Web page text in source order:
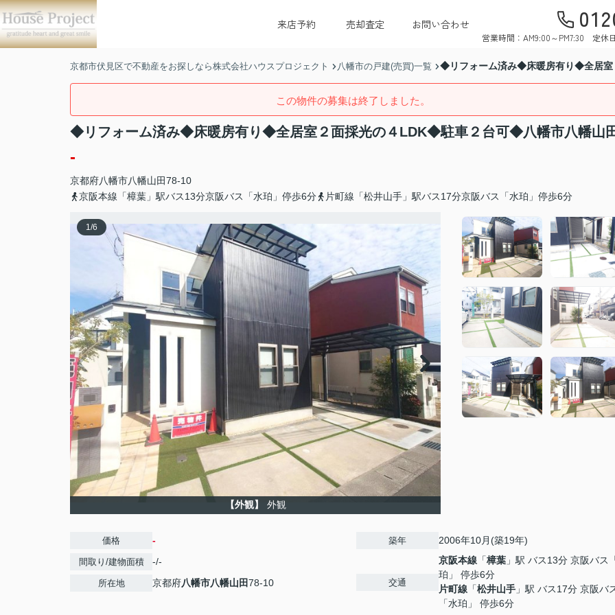
来店予約 売却査定 お問い合わせ
営業時間：AM9:00～PM7:30 定休
京都市伏見区で不動産をお探しなら株式会社ハウスプロジェクト 八幡市の戸建(売買)一覧 ◆リフォーム済み◆床暖房有り◆全居
この物件の募集は終了しました。
◆リフォーム済み◆床暖房有り◆全居室２面採光の４LDK◆駐車２台可◆八幡市八幡山
-
京都府八幡市八幡山田78-10
京阪本線「樟葉」駅バス13分京阪バス「水珀」停歩6分
片町線「松井山手」駅バス17分京阪バス「水珀」停歩6分
1/6
【外観】 外観
価格 -
間取り/建物面積 -/-
所在地 京都府八幡市八幡山田78-10
築年 2006年10月(築19年)
交通
京阪本線 「樟葉 」駅 バス13分 京阪バス
珀」 停歩6分
片町線 「松井山手 」駅 バス17分 京阪バ
「水珀」 停歩6分